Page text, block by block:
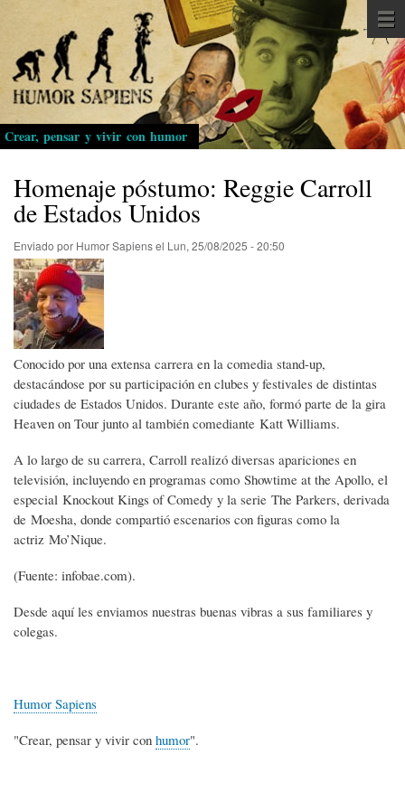
Pasar
al
contenido
principal
Crear, pensar y vivir con humor
Homenaje póstumo: Reggie Carroll
de Estados Unidos
Enviado por Humor Sapiensel Lun, 25/08/2025 - 20:50
Conocido por una extensa carrera en la comedia stand-up,
destacándose por su participación en clubes y festivales de distintas
ciudades de Estados Unidos. Durante este año, formó parte de la gira
Heaven on Tour junto al también comediante Katt Williams.
A lo largo de su carrera, Carroll realizó diversas apariciones en
televisión, incluyendo en programas como Showtime at the Apollo, el
especial Knockout Kings of Comedy y la serie The Parkers, derivada
de Moesha, donde compartió escenarios con figuras como la
actriz Mo’Nique.
(Fuente: infobae.com).
Desde aquí les enviamos nuestras buenas vibras a sus familiares y
colegas.
Humor Sapiens
"Crear, pensar y vivir con humor".